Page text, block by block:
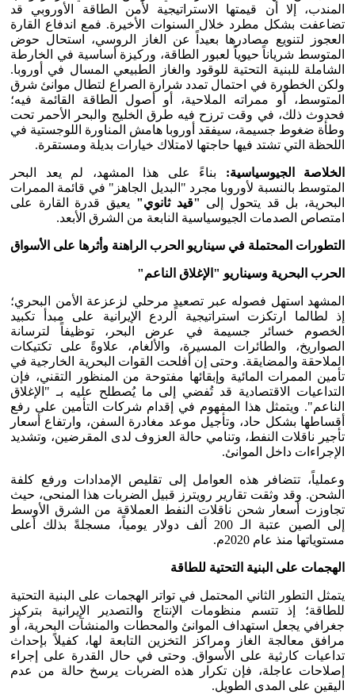
المندب، إلا أن قيمتها الاستراتيجية لأمن الطاقة الأوروبي قد
تضاعفت بشكل مطرد خلال السنوات الأخيرة. فمع اندفاع القارة
العجوز لتنويع مصادرها بعيداً عن الغاز الروسي، استحال حوض
المتوسط شرياناً حيوياً لعبور الطاقة، وركيزة أساسية في الخارطة
الشاملة للبنية التحتية للوقود والغاز الطبيعي المسال في أوروبا.
ولكن الخطورة في احتمال تمدد شرارة الصراع لتطال موانئ شرق
المتوسط، أو ممراته الملاحية، أو أصول الطاقة القائمة فيه؛
فحدوث ذلك، في وقت ترزح فيه طرق الخليج والبحر الأحمر تحت
وطأة ضغوط جسيمة، سيفقد أوروبا هامش المناورة اللوجستية في
اللحظة التي تشتد فيها حاجتها لامتلاك خيارات بديلة ومستقرة.
الخلاصة الجيوسياسية: بناءً على هذا المشهد، لم يعد البحر
المتوسط بالنسبة لأوروبا مجرد "البديل الجاهز" في قائمة الممرات
البحرية، بل قد يتحول إلى "قيد ثانوي" يعيق قدرة القارة على
امتصاص الصدمات الجيوسياسية النابعة من الشرق الأبعد.
التطورات المحتملة في سيناريو الحرب الراهنة وأثرها على الأسواق
الحرب البحرية وسيناريو "الإغلاق الناعم"
المشهد استهل فصوله عبر تصعيدٍ مرحلي لزعزعة الأمن البحري؛
إذ لطالما ارتكزت استراتيجية الردع الإيرانية على مبدأ تكبيد
الخصوم خسائر جسيمة في عرض البحر، توظيفاً لترسانة
الصواريخ، والطائرات المسيرة، والألغام، علاوةً على تكتيكات
الملاحقة والمضايقة. وحتى إن أفلحت القوات البحرية الخارجية في
تأمين الممرات المائية وإبقائها مفتوحة من المنظور التقني، فإن
التداعيات الاقتصادية قد تُفضي إلى ما يُصطلح عليه بـ "الإغلاق
الناعم". ويتمثل هذا المفهوم في إقدام شركات التأمين على رفع
أقساطها بشكل حاد، وتأجيل موعد مغادرة السفن، وارتفاع أسعار
تأجير ناقلات النفط، وتنامي حالة العزوف لدى المقرضين، وتشديد
الإجراءات داخل الموانئ.
وعملياً، تتضافر هذه العوامل إلى تقليص الإمدادات ورفع كلفة
الشحن. وقد وثقت تقارير رويترز قبيل الضربات هذا المنحى، حيث
تجاوزت أسعار شحن ناقلات النفط العملاقة من الشرق الأوسط
إلى الصين عتبة الـ 200 ألف دولار يومياً، مسجلةً بذلك أعلى
مستوياتها منذ عام 2020م.
الهجمات على البنية التحتية للطاقة
يتمثل التطور الثاني المحتمل في تواتر الهجمات على البنية التحتية
للطاقة؛ إذ تتسم منظومات الإنتاج والتصدير الإيرانية بتركيز
جغرافي يجعل استهداف الموانئ والمحطات والمنشآت البحرية، أو
مرافق معالجة الغاز ومراكز التخزين التابعة لها، كفيلاً بإحداث
تداعيات كارثية على الأسواق. وحتى في حال القدرة على إجراء
إصلاحات عاجلة، فإن تكرار هذه الضربات يرسخ حالة من عدم
اليقين على المدى الطويل.